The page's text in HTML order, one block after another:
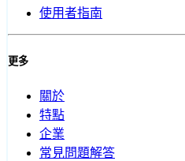
使用者指南
更多
關於
特點
企業
常見問題解答